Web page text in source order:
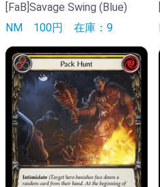
[FaB]Savage Swing (Blue)
NM 100円 在庫：9